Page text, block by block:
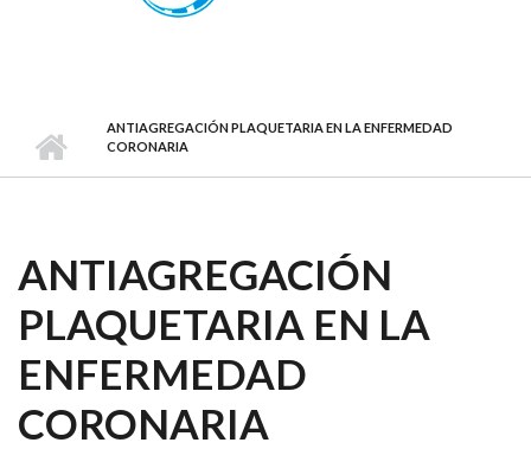
ANTIAGREGACIÓN PLAQUETARIA EN LA ENFERMEDAD
CORONARIA
ANTIAGREGACIÓN
PLAQUETARIA EN LA
ENFERMEDAD
CORONARIA